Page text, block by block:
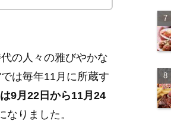
の人々の雅びやかな
は毎年11月に所蔵す
9月22日から11月24
なりました。